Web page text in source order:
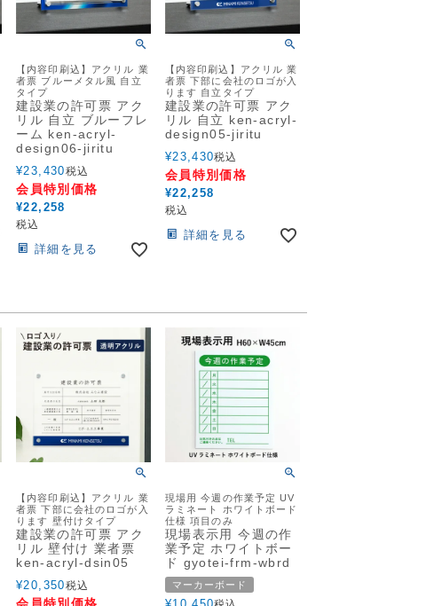
【内容印刷込】アクリル 業
者票 ブルーメタル風 自立
タイプ
建設業の許可票 アク
リル 自立 ブルーフレ
ーム ken-acryl-
design06-jiritu
¥23,430税込
会員特別価格
¥22,258
税込
詳細を見る
【内容印刷込】アクリル 業
者票 下部に会社のロゴが入
ります 自立タイプ
建設業の許可票 アク
リル 自立 ken-acryl-
design05-jiritu
¥23,430税込
会員特別価格
¥22,258
税込
詳細を見る
【内容印刷込】アクリル 業
者票 下部に会社のロゴが入
ります 壁付けタイプ
建設業の許可票 アク
リル 壁付け 業者票
ken-acryl-dsin05
¥20,350税込
現場用 今週の作業予定 UV
ラミネート ホワイトボード
仕様 項目のみ
現場表示用 今週の作
業予定 ホワイトボー
ド gyotei-frm-wbrd
マーカーボード